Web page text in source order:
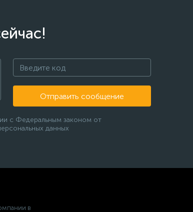
Отправить сообщение
с Федеральным законом от
данных
в